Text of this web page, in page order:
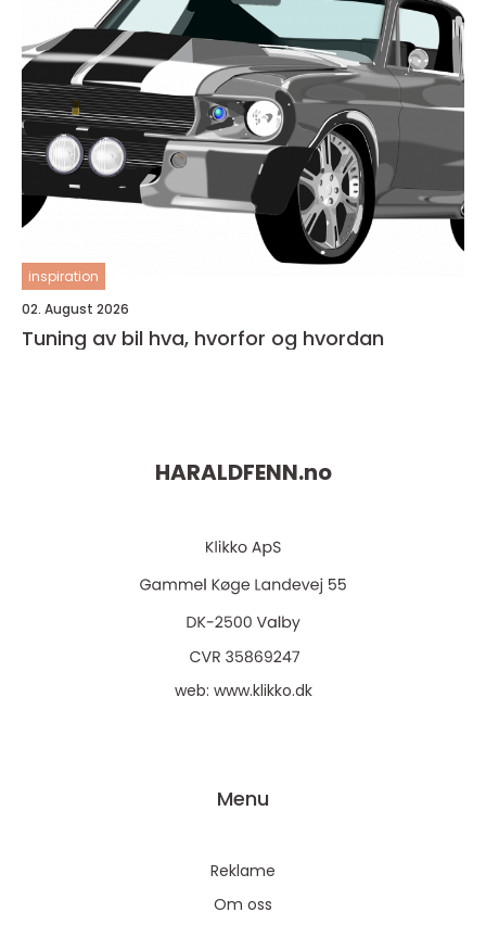
inspiration
02. August 2026
Tuning av bil hva, hvorfor og hvordan
HARALDFENN.no
web: www.klikko.dk
Menu
Reklame
Om oss